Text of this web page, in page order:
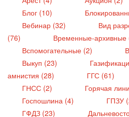
Блог (10)
Вебинар (32)
Вид
(76)
Временные-архивные
Вспомогательные (2)
Выкуп (23)
амнистия (28)
ГГС (61)
ГНСС (2)
Горячая
Госпошлина (4)
ГПЗУ
ГФДЗ (23)